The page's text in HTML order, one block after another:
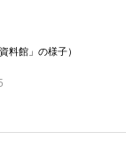
料館」の様子）